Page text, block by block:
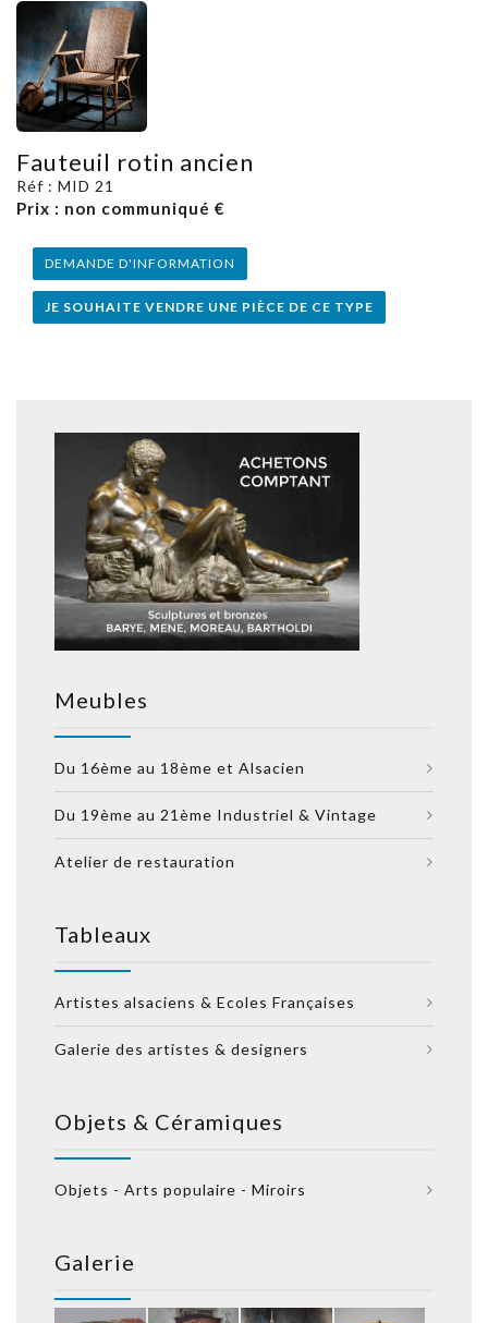
Fauteuil rotin ancien
Réf : MID 21
Prix : non communiqué €
DEMANDE D'INFORMATION
JE SOUHAITE VENDRE UNE PIÈCE DE CE TYPE
Meubles
Du 16ème au 18ème et Alsacien
Du 19ème au 21ème Industriel & Vintage
Atelier de restauration
Tableaux
Artistes alsaciens & Ecoles Françaises
Galerie des artistes & designers
Objets & Céramiques
Objets - Arts populaire - Miroirs
Galerie